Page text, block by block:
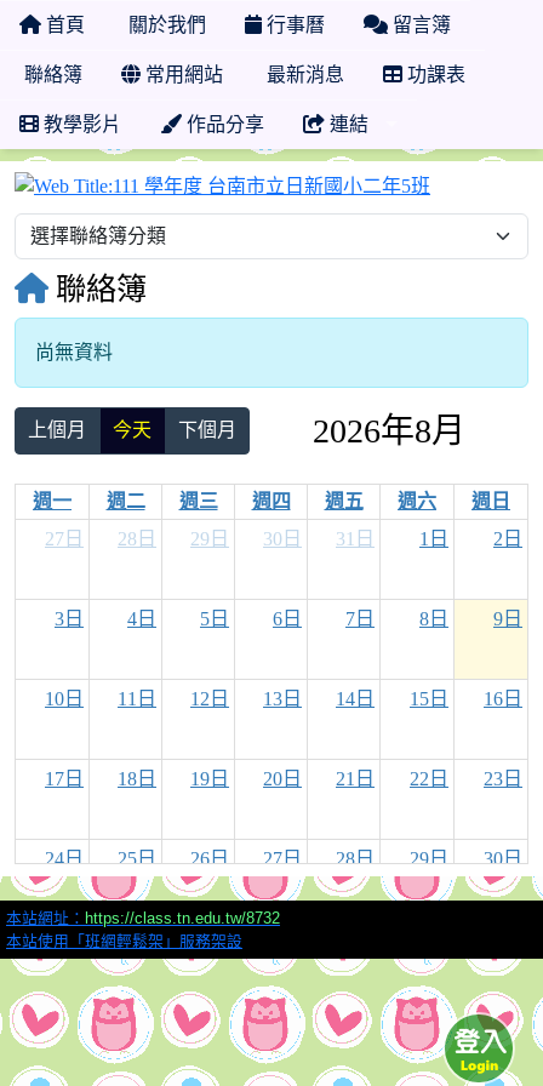
首頁 關於我們 行事曆 留言簿
聯絡簿 常用網站 最新消息 功課表
教學影片 作品分享 連結
聯絡簿
尚無資料
上個月 今天 下個月 2026年8月
週一 週二 週三 週四 週五 週六
週日
27日
28日 29日 30日 31日 1日 2日
3日 4日 5日 6日 7日 8日 9日
10日 11日 12日 13日 14日 15日 16日
17日 18日 19日 20日 21日 22日 23日
24日 25日 26日 27日 28日 29日 30日
31日 1日 2日
本站網址： https://class.tn.edu.tw/8732
本站使用「班網輕鬆架」服務架設